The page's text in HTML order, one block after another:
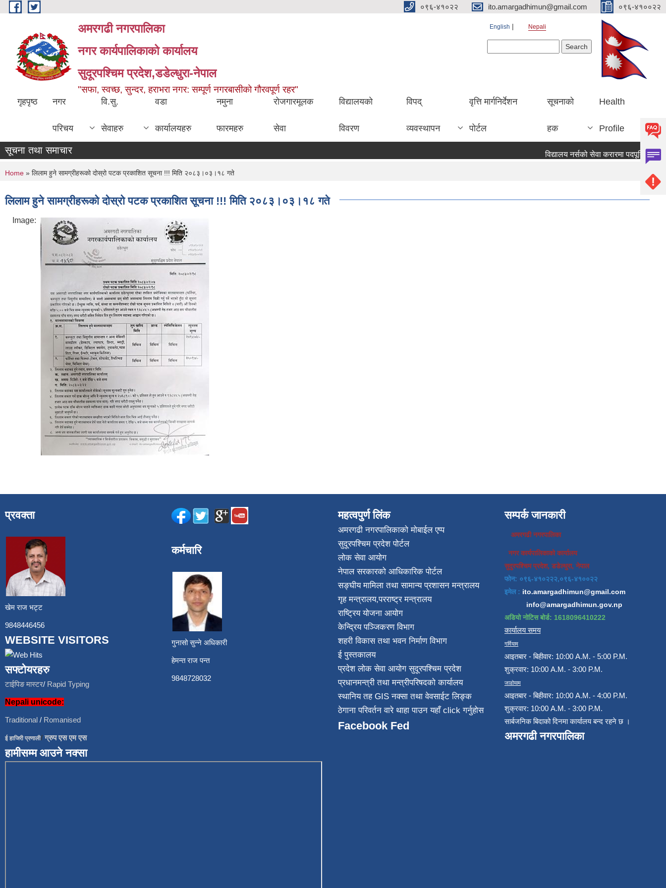
Skip to main content ०९६-४१०२२ ito.amargadhimun@gmail.com ०९६-४१००२२
अमरगढी नगरपालिका
नगर कार्यपालिकाको कार्यालय
सुदूरपश्चिम प्रदेश,डडेल्धुरा-नेपाल
"सफा, स्वच्छ, सुन्दर, हराभरा नगर: सम्पूर्ण नगरबासीको गौरवपूर्ण रहर"
English Nepali
गृहपृष्ठ नगर
परिचय
वि.सु.
सेवाहरु
वडा
कार्यालयहरु
नमुना
फारमहरु
रोजगारमूलक
सेवा
विद्यालयको
विवरण
विपद्
व्यवस्थापन
वृत्ति मार्गनिर्देशन
पोर्टल
सूचनाको
हक
Health
Profile
सूचना तथा समाचार विद्यालय नर्सको सेवा करारमा पदपूर्ति गर्ने
You are here
Home » लिलाम हुने सामग्रीहरूको दोस्रो पटक प्रकाशित सूचना !!! मिति २०८३।०३।१८ गते
लिलाम हुने सामग्रीहरूको दोस्रो पटक प्रकाशित सूचना !!! मिति २०८३।०३।१८ गते
Image:
प्रवक्ता
खेम राज भट्ट
9848446456
WEBSITE VISITORS
सफ्टोयरहरु
टाईपिङ मास्टर/ Rapid Typing
Nepali unicode:
Traditional / Romanised
ई हाजिरी प्रणाली/ग्रुप एस एम एस
हामीसम्म आउने नक्सा
कर्मचारि
गुनासो सुन्ने अधिकारी
हेमन्त राज पन्त
9848728032
महत्वपुर्ण लिंक
अमरगढी नगरपालिकाको मोबाईल एप्प
सुदूरपश्चिम प्रदेश पोर्टल
लोक सेवा आयोग
नेपाल सरकारको आधिकारिक पोर्टल
सङ्घीय मामिला तथा सामान्य प्रशासन मन्त्रालय
गृह मन्त्रालय,परराष्ट्र मन्त्रालय
राष्ट्रिय योजना आयोग
केन्द्रिय पञ्जिकरण विभाग
शहरी विकास तथा भवन निर्माण विभाग
ई पुस्तकालय
प्रदेश लोक सेवा आयोग सुदूरपश्चिम प्रदेश
प्रधानमन्त्री तथा मन्त्रीपरिषदको कार्यालय
स्थानिय तह GIS नक्सा तथा वेवसाईट लिङ्क
ठेगाना परिवर्तन वारे थाहा पाउन यहाँ click गर्नुहोस
Facebook Fed
सम्पर्क जानकारी
अमरगढी नगरपालिका
नगर कार्यपालिकाको कार्यालय
सुदुरपश्चिम प्रदेश, डडेल्धुरा, नेपाल
फोन: ०९६-४१०२२२,०९६-४१००२२
इमेल : ito.amargadhimun@gmail.com
info@amargadhimun.gov.np
अडियो नोटिस बोर्ड: 1618096410222
कार्यालय समय
गर्मियाम
आइतबार - बिहीवार: 10:00 A.M. - 5:00 P.M.
शुक्रवार: 10:00 A.M. - 3:00 P.M.
जाडोयाम
आइतबार - बिहीवार: 10:00 A.M. - 4:00 P.M.
शुक्रवार: 10:00 A.M. - 3:00 P.M.
सार्बजनिक बिदाको दिनमा कार्यालय बन्द रहने छ ।
अमरगढी नगरपालिका